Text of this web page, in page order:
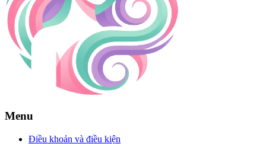
Menu
Điều khoản và điều kiện